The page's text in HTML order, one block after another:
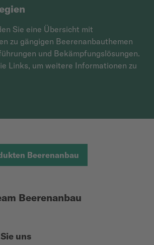
Sie eine Übersicht mit
zu gängigen Beerenanbauthemen
und Bekämpfungslösungen.
Links, um weitere Informationen zu
Beerenanbau
Beerenanbau
uns